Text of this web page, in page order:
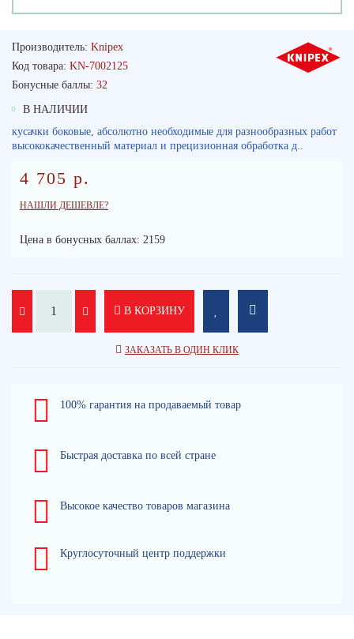
Производитель: Knipex
Код товара: KN-7002125
Бонусные баллы: 32
В НАЛИЧИИ
кусачки боковые, абсолютно необходимые для разнообразных работ
высококачественный материал и прецизионная обработка д..
4 705 р.
НАШЛИ ДЕШЕВЛЕ?
Цена в бонусных баллах: 2159
В КОРЗИНУ
ЗАКАЗАТЬ В ОДИН КЛИК
100% гарантия на продаваемый товар
Быстрая доставка по всей стране
Высокое качество товаров магазина
Круглосуточный центр поддержки